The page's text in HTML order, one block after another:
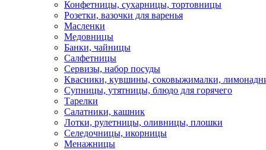
Конфетницы, сухарницы, тортовницы
Розетки, вазочки для варенья
Масленки
Медовницы
Банки, чайницы
Салфетницы
Сервизы, набор посуды
Квасники, кувшины, соковыжималки,
Супницы, утятницы, блюдо для горячего
Тарелки
Салатники, кашник
Лотки, рулетницы, оливницы, плошки
Селедочницы, икорницы
Менажницы